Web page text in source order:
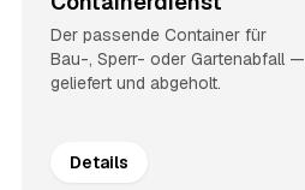
Der passende Container für
Bau-, Sperr- oder Gartenabfall —
geliefert und abgeholt.
Details